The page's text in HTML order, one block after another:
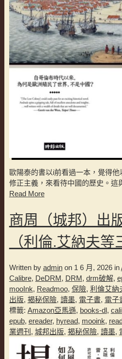
歐陽泰的書以i前看過一本，覺得
修正主義，來看待中國的歷史。這
Read More
商周（城邦）出
（利倫.艾納夫等
Written by adminon 1 6 月, 2026 in
Calibre, DeDRM, DRM, drm破解,
mooInk, Readmoo, 保險, 利倫艾納
出版, 揭秘保險, 讀墨, 電子書, 電子
標籤: Amazon亞馬遜, books-dl,
epub, ereader, hyread, mooink,
業週刊 , 城邦出版, 揭秘保險, 讀墨,